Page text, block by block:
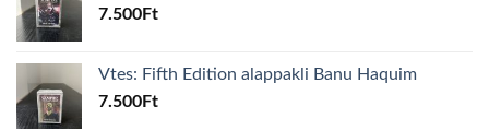
7.500Ft
Vtes: Fifth Edition alappakli Banu Haquim
7.500Ft